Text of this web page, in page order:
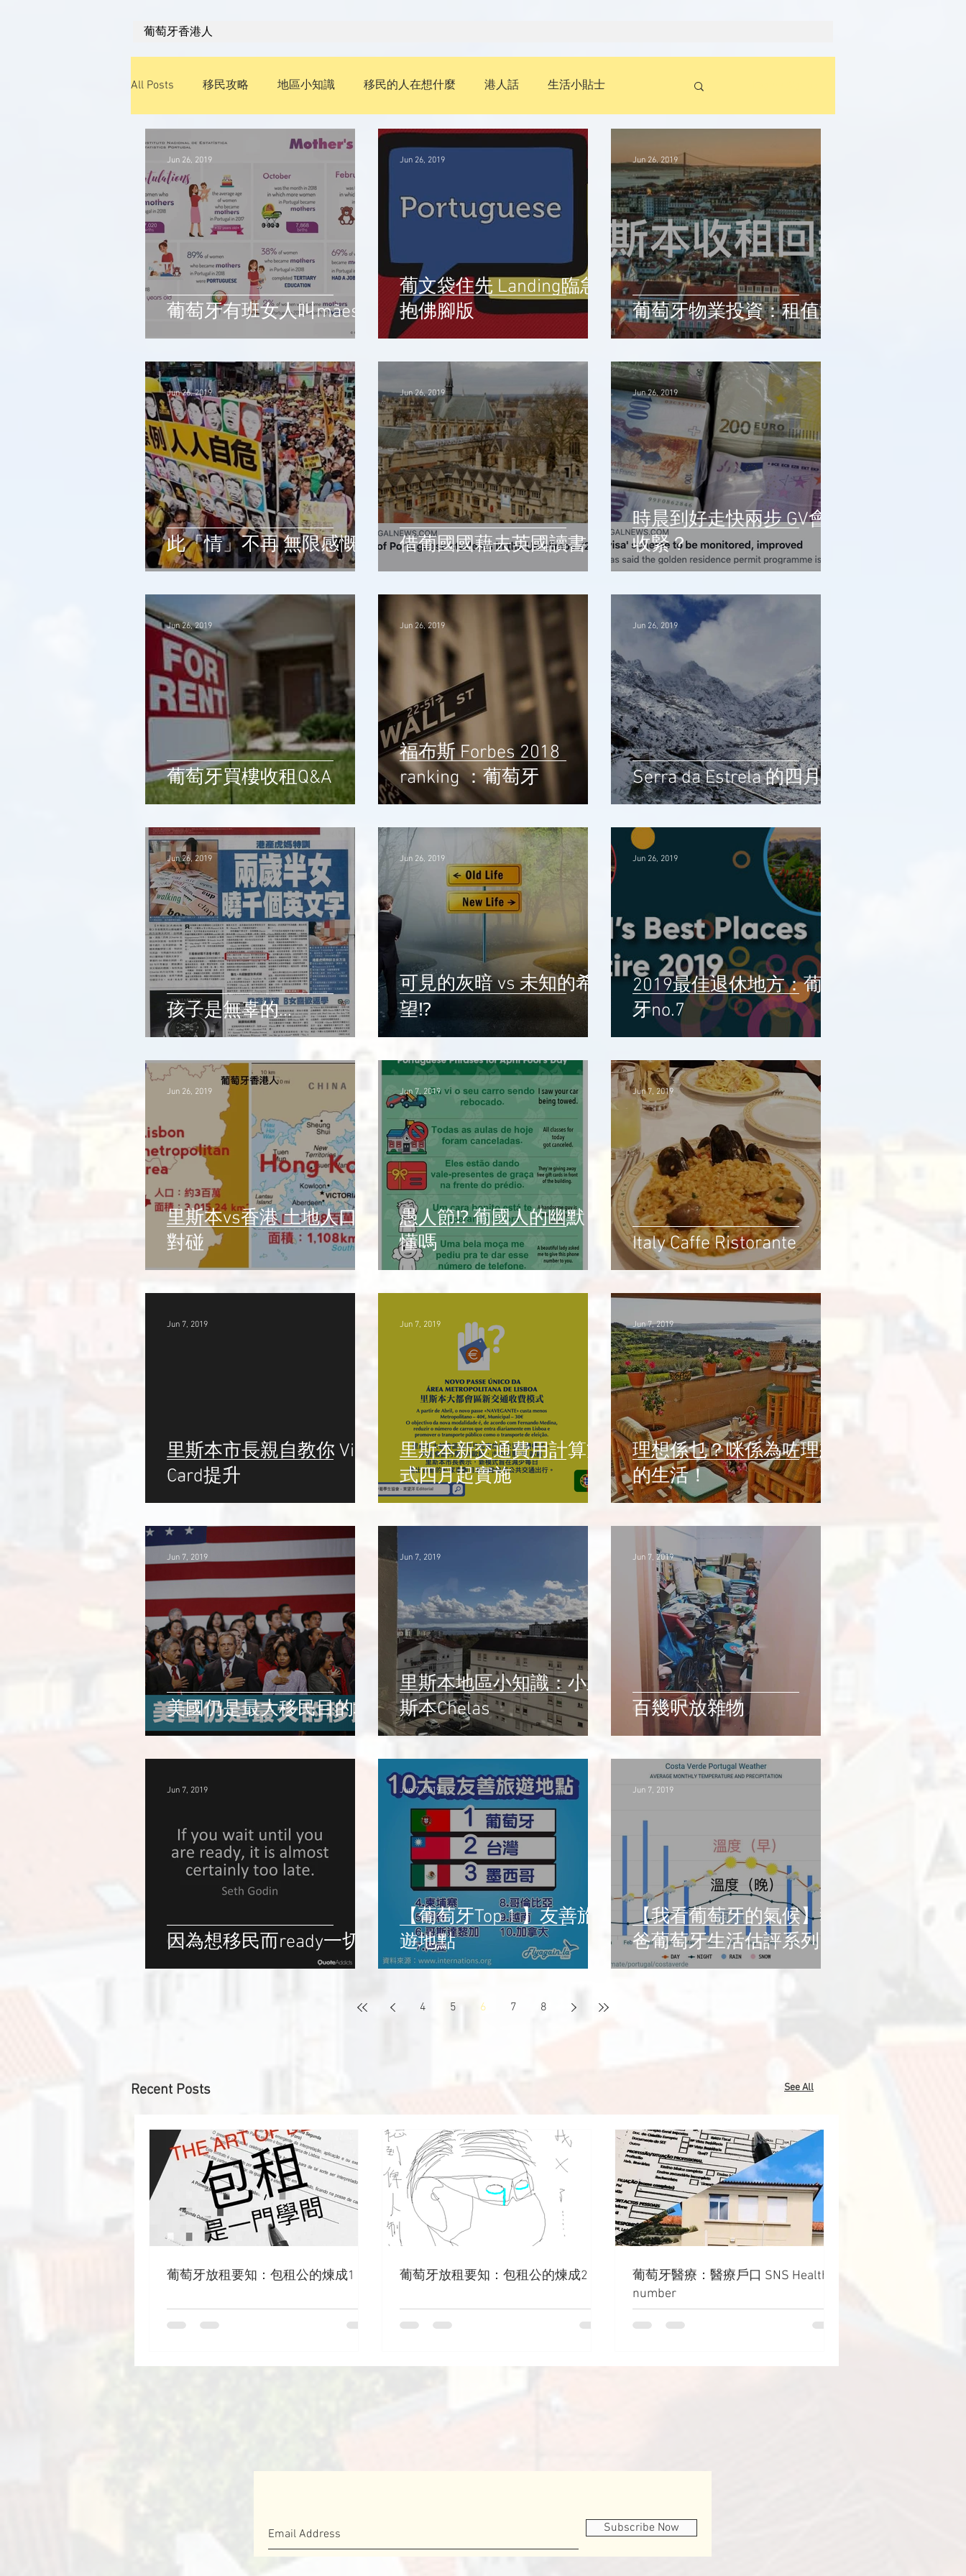
葡萄牙香港人
All Posts 移民攻略 地區小知識 移民的人在想什麼 港人話 生活小貼士
經濟發展 學葡文 教育升學
葡萄牙有班女人叫mães
Jun 26, 2019
葡文袋住先 Landing臨急
抱佛腳版
Jun 26, 2019
葡萄牙物業投資：租值篇
Jun 26, 2019
此「情」不再 無限感慨
Jun 26, 2019
借葡國國藉去英國讀書？
Jun 26, 2019
時晨到好走快兩步 GV會
收緊？
Jun 26, 2019
葡萄牙買樓收租Q&A
Jun 26, 2019
福布斯 Forbes 2018
ranking ：葡萄牙
Jun 26, 2019
Serra da Estrela 的四月雪
Jun 26, 2019
孩子是無辜的...
Jun 26, 2019
可見的灰暗 vs 未知的希
望⁉️
Jun 26, 2019
2019最佳退休地方：葡萄
牙no.7
Jun 26, 2019
里斯本vs香港 土地人口對
對碰
Jun 26, 2019
愚人節⁉️ 葡國人的幽默，
懂嗎
Jun 7, 2019
Italy Caffe Ristorante
Jun 7, 2019
里斯本市長親自教你 Viva
Card提升
Jun 7, 2019
里斯本新交通費用計算方
式四月起實施
Jun 7, 2019
理想係乜？咪係為咗理想
的生活！
Jun 7, 2019
美國仍是最大移民目的地
Jun 7, 2019
里斯本地區小知識：小里
斯本Chelas
Jun 7, 2019
百幾呎放雜物
Jun 7, 2019
因為想移民而ready一切
Jun 7, 2019
【葡萄牙Top 1 】友善旅
遊地點
Jun 7, 2019
【我看葡萄牙的氣候】豬
爸葡萄牙生活估評系列
Jun 7, 2019
4 5 6 7 8
Recent Posts See All
葡萄牙放租要知：包租公的煉成1 葡萄牙放租要知：包租公的煉成2
葡萄牙醫療：醫療戶口 SNS Health
number
Subscribe Now